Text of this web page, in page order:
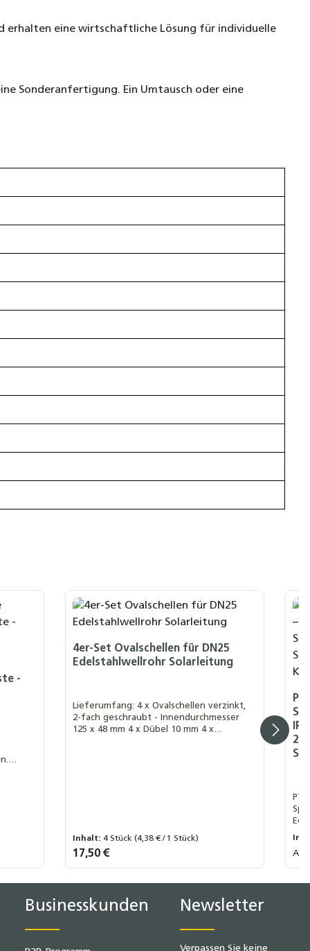
erhalten eine wirtschaftliche Lösung für individuelle
Sonderanfertigung. Ein Umtausch oder eine
-
4er-Set Ovalschellen für DN25
Edelstahlwellrohr Solarleitung
Lieferumfang: 4 x Ovalschellen verzinkt,
2-fach geschraubt - Innendurchmesser
125 x 48 mm 4 x Dübel 10 mm 4 x
Inhalt:4 Stück(4,38 € / 1 Stück)
Regulärer Preis:
17,50 € Ab
Businesskunden Newsletter
Verpassen Sie keine